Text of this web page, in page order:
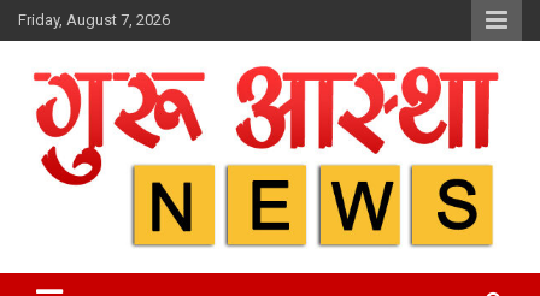
Skip
to
Friday, August 7, 2026